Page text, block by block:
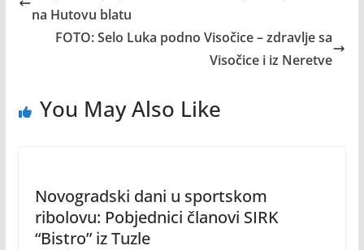
na Hutovu blatu
FOTO: Selo Luka podno Visočice – zdravlje sa
Visočice i iz Neretve
You May Also Like
Novogradski dani u sportskom
ribolovu: Pobjednici članovi SIRK
“Bistro” iz Tuzle